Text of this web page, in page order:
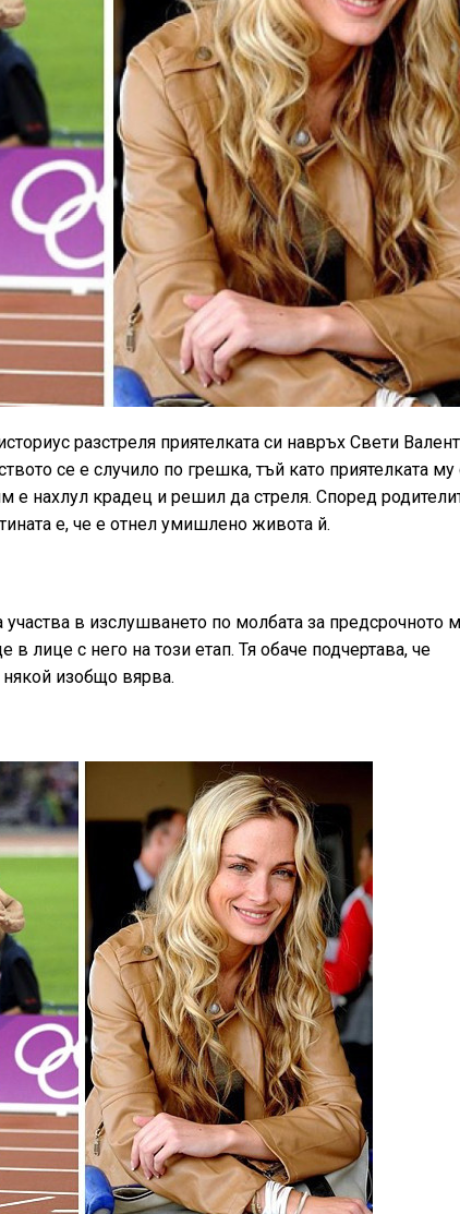
разстреля приятелката си навръх Свети
се е случило по грешка, тъй като приятелката му
е нахлул крадец и решил да стреля. Според
е, че е отнел умишлено живота й.
в изслушването по молбата за предсрочното
лице с него на този етап. Тя обаче подчертава, че
изобщо вярва.